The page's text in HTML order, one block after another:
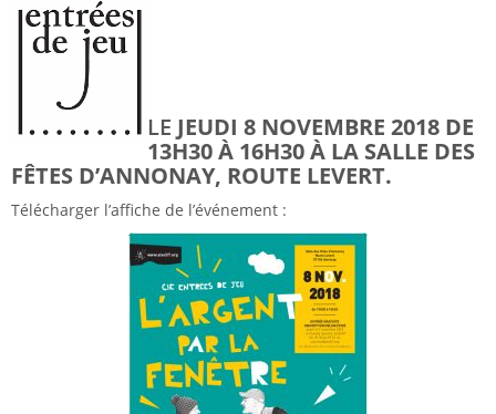
LE JEUDI 8 NOVEMBRE 2018 DE
13H30 À 16H30À LA SALLE DES
FÊTES D’ANNONAY, ROUTE LEVERT.
Télécharger l’affiche de l’événement :